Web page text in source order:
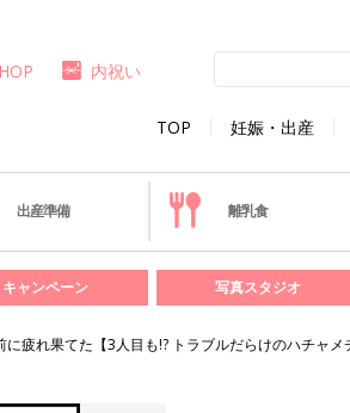
TOP 妊娠・出産
内祝い
出産準備 離乳食
キャンペーン 写真スタジオ
疲れ果てた【3人目も!? トラブルだらけのハチャメ